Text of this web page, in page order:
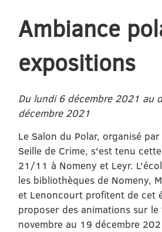
Ambiance
expositions
Du lundi 6 décembre 2021 au
décembre 2021
Le Salon du Polar, organisé par
Seille de Crime, s'est tenu
21/11 à Nomeny et Leyr.
les bibliothèques de Nomeny,
et Lenoncourt profitent de cet
proposer des animations sur
novembre au 19 décembre